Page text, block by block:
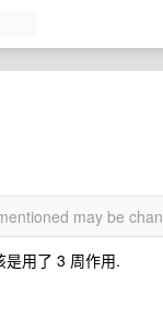
may be
是用了 3 周作用.